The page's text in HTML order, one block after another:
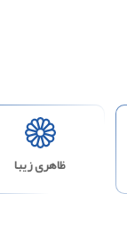
ظاهری زیبا